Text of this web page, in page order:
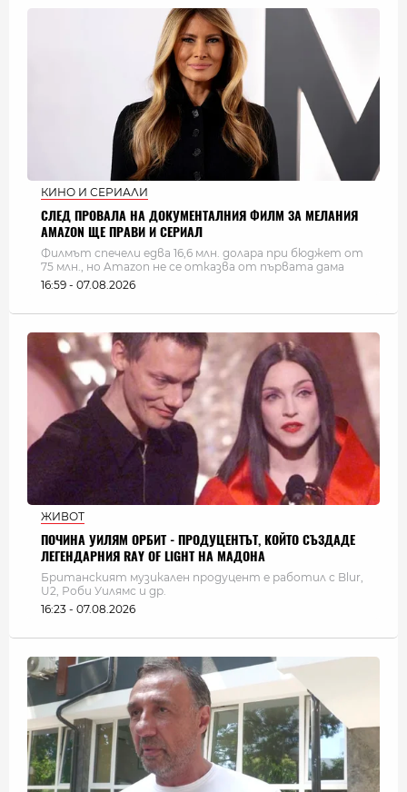
КИНО И СЕРИАЛИ
СЛЕД ПРОВАЛА НА ДОКУМЕНТАЛНИЯ ФИЛМ ЗА МЕЛАНИЯ
AMAZON ЩЕ ПРАВИ И СЕРИАЛ
Филмът спечели едва 16,6 млн. долара при бюджет от
75 млн., но Amazon не се отказва от първата дама
16:59 - 07.08.2026
ЖИВОТ
ПОЧИНА УИЛЯМ ОРБИТ - ПРОДУЦЕНТЪТ, КОЙТО СЪЗДАДЕ
ЛЕГЕНДАРНИЯ RAY OF LIGHT НА МАДОНА
Британският музикален продуцент е работил с Blur,
U2, Роби Уилямс и др.
16:23 - 07.08.2026